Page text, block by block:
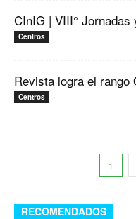
CInIG | VIII° Jornadas
Centros
Revista logra el rango
Centros
1
RECOMENDADOS